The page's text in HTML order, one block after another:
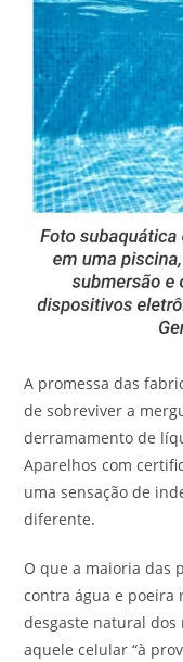
A promessa das
de sobreviver a
derramamento de
Aparelhos com
uma sensação de
diferente.
O que a maioria das
contra água e poeira
desgaste natural
aquele celular “à